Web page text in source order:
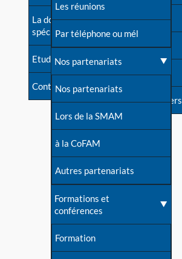
Mythes et vérités
Devenir animatrice ?
Une question sur le site
La documentation
spécialisée
Etudes récentes
Contact
Soutenir LLL
Livre d'or
Forum
S'inscrire à nos newsletters
Les réunions
Par téléphone ou mél
Nos partenariats
Nos partenariats
Lors de la SMAM
à la CoFAM
Autres partenariats
Formations et
conférences
Formation